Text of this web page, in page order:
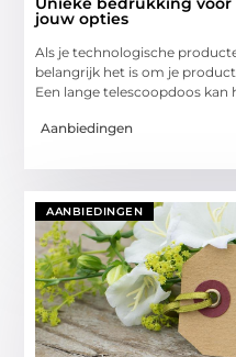
jouw opties
Als je technologische
belangrijk het is om je
Een lange telescoopdoos kan
Aanbiedingen
AANBIEDINGEN